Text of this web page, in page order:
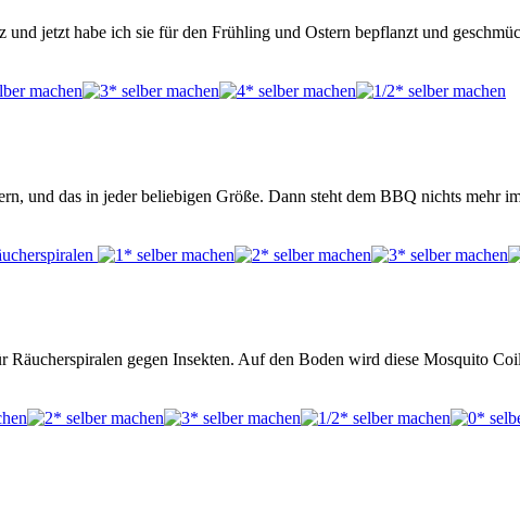
und jetzt habe ich sie für den Frühling und Ostern bepflanzt und
und das in jeder beliebigen Größe. Dann steht dem BBQ nichts mehr
gegen Insekten. Auf den Boden wird diese Mosquito